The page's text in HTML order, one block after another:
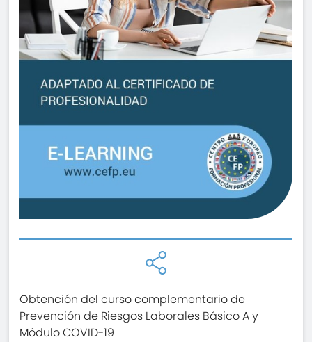
Obtención del curso complementario de
Prevención de Riesgos Laborales Básico A y
Módulo COVID-19